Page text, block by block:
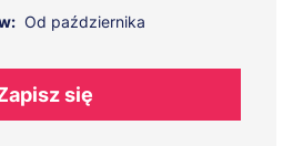
Od października
się